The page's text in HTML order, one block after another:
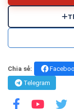
Chia sẻ:
Telegram